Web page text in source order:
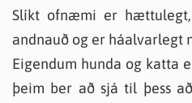
Slíkt ofnæmi er
andnauð og er háalvarlegt
Eigendum hunda og katta
þeim ber að sjá til þess